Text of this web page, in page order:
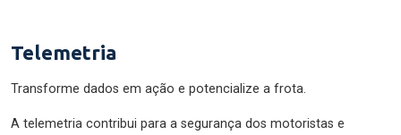
Telemetria
Transforme dados em ação e potencialize a frota.
A telemetria contribui para a segurança dos motoristas e